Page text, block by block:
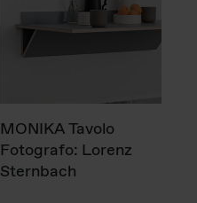
MONIKA Tavolo
Fotografo: Lorenz
Sternbach